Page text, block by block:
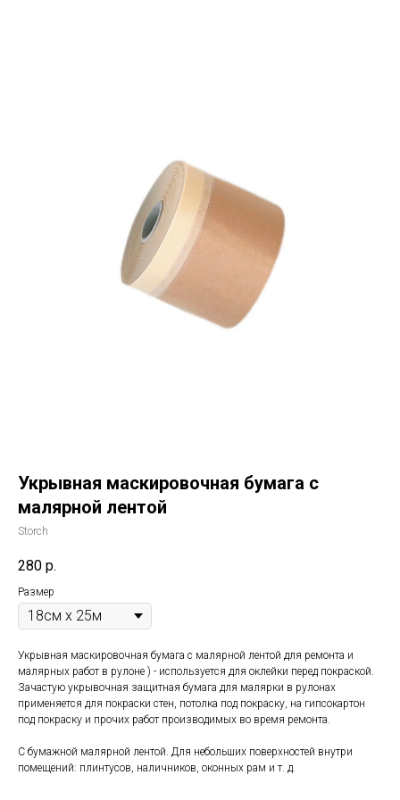
Укрывная маскировочная бумага с
малярной лентой
Storch
280 р.
Размер
Укрывная маскировочная бумага с малярной лентой для ремонта и
малярных работ в рулоне ) - используется для оклейки перед покраской.
Зачастую укрывочная защитная бумага для малярки в рулонах
применяется для покраски стен, потолка под покраску, на гипсокартон
под покраску и прочих работ производимых во время ремонта.
С бумажной малярной лентой. Для небольших поверхностей внутри
помещений: плинтусов, наличников, оконных рам и т. д.